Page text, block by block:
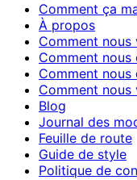
Comment ça
À propos
Comment nous
Comment nous
Comment nous
Comment
Blog
Journal des
Feuille de route
Guide de style
Politique de